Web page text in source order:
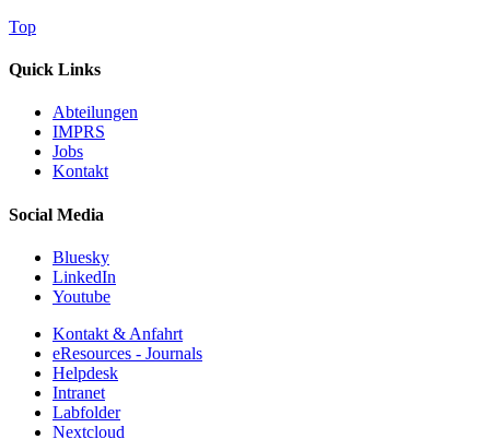
Top
Quick Links
Abteilungen
IMPRS
Jobs
Kontakt
Social Media
Bluesky
LinkedIn
Youtube
Kontakt & Anfahrt
eResources - Journals
Helpdesk
Intranet
Labfolder
Nextcloud